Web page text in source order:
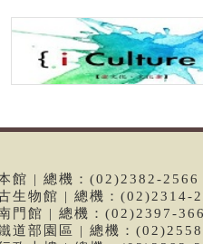
館 | 總機：(02)2382-2566
生物館 | 總機：(02)2314-
門館 | 總機：(02)2397-
道部園區 | 總機：